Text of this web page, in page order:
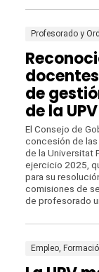
Profesorado y
de
de la UPV
El Consejo de
concesión de
de la Universitat
ejercicio 2025,
para su
comisiones de
de profesorado
Empleo,